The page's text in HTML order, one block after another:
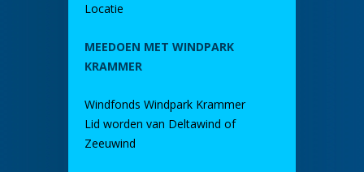
Locatie
MEEDOEN MET WINDPARK
KRAMMER
Windfonds Windpark Krammer
Lid worden van Deltawind of
Zeeuwind